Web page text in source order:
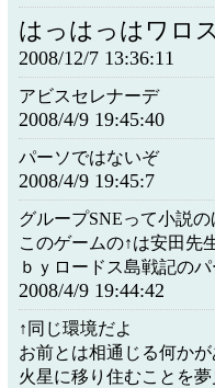
はっはっはワロス
2008/12/7 13:36:11
アビスセレナーデ
2008/4/9 19:45:40
パーソではないぞ
2008/4/9 19:45:7
グループSNEって小説
このゲームの↑は安田先
ｂｙロードス島戦記の
2008/4/9 19:44:42
↑同じ環境だよ
お前とは相通じる何か
火星に移り住むことを